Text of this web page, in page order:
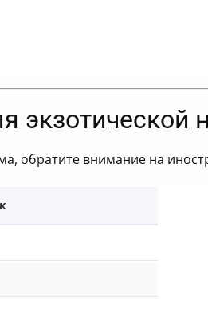
экзотической
обратите внимание на